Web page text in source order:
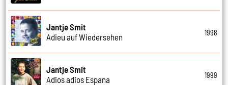
Jantje Smit
Adieu auf Wiedersehen
1998
Jantje Smit
Adios adios Espana
1999